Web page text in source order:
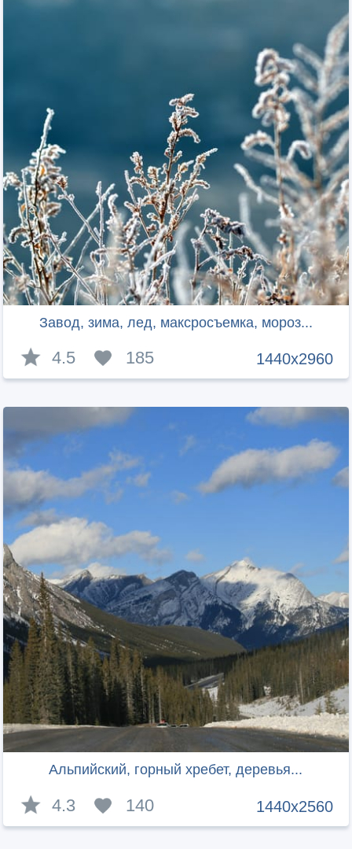
Завод, зима, лед, максросъемка, мороз...
1440x2960
4.5 185
Альпийский, горный хребет, деревья...
1440x2560
4.3 140